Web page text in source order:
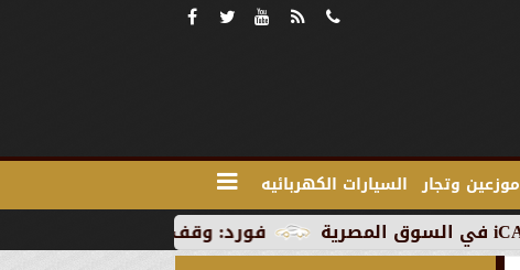
موزعين وتجار السيارات الكهربائيه
فورد: وقف الإنتاج في رومانيا بسبب العطلة